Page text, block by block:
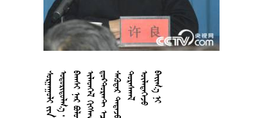
































































































 